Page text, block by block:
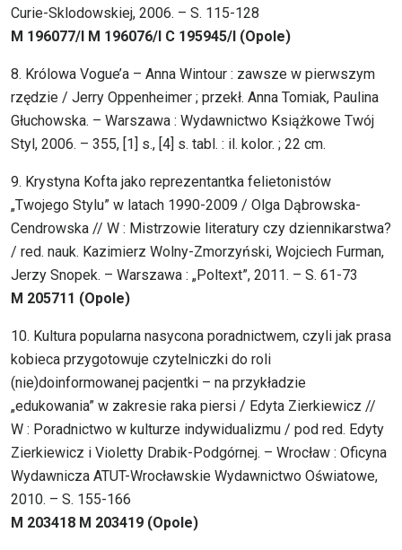
Curie-Sklodowskiej, 2006. – S. 115-128
M 196077/I M 196076/I C 195945/I (Opole)
8. Królowa Vogue’a – Anna Wintour : zawsze w pierwszym
rzędzie / Jerry Oppenheimer ; przekł. Anna Tomiak, Paulina
Głuchowska. – Warszawa : Wydawnictwo Książkowe Twój
Styl, 2006. – 355, [1] s., [4] s. tabl. : il. kolor. ; 22 cm.
9. Krystyna Kofta jako reprezentantka felietonistów
„Twojego Stylu” w latach 1990-2009 / Olga Dąbrowska-
Cendrowska // W : Mistrzowie literatury czy dziennikarstwa?
/ red. nauk. Kazimierz Wolny-Zmorzyński, Wojciech Furman,
Jerzy Snopek. – Warszawa : „Poltext”, 2011. – S. 61-73
M 205711 (Opole)
10. Kultura popularna nasycona poradnictwem, czyli jak prasa
kobieca przygotowuje czytelniczki do roli
(nie)doinformowanej pacjentki – na przykładzie
„edukowania” w zakresie raka piersi / Edyta Zierkiewicz //
W : Poradnictwo w kulturze indywidualizmu / pod red. Edyty
Zierkiewicz i Violetty Drabik-Podgórnej. – Wrocław : Oficyna
Wydawnicza ATUT-Wrocławskie Wydawnictwo Oświatowe,
2010. – S. 155-166
M 203418 M 203419 (Opole)